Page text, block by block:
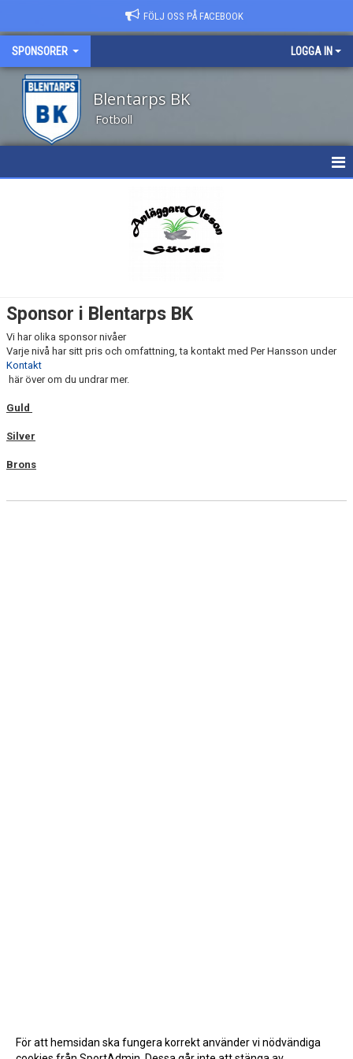
FÖLJ OSS PÅ FACEBOOK
SPONSORER LOGGA IN
Blentarps BK
Fotboll
Sponsor i Blentarps BK
Vi har olika sponsor nivåer
Varje nivå har sitt pris och omfattning, ta kontakt med Per Hansson under
Kontakt
här över om du undrar mer.
Guld
Silver
Brons
För att hemsidan ska fungera korrekt använder vi nödvändiga